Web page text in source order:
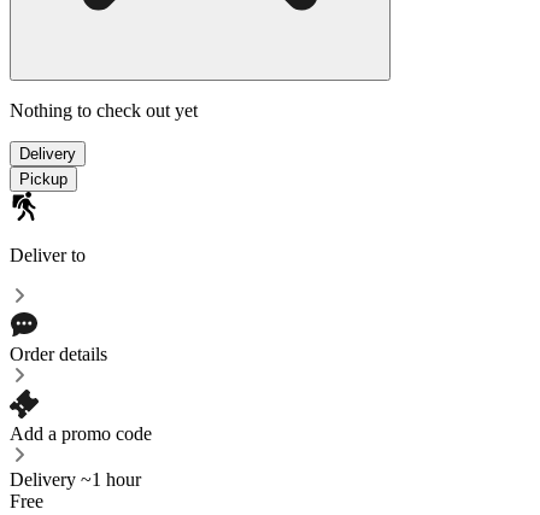
Nothing to check out yet
Delivery
Pickup
Deliver to
Order details
Add a promo code
Delivery ~1 hour
Free